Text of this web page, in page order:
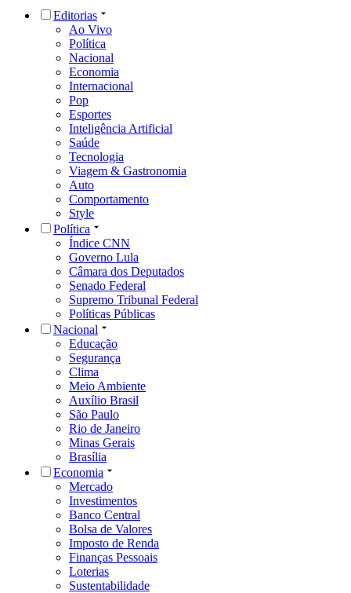
Editorias
Ao Vivo
Política
Nacional
Economia
Internacional
Pop
Esportes
Inteligência Artificial
Saúde
Tecnologia
Viagem & Gastronomia
Auto
Comportamento
Style
Política
Índice CNN
Governo Lula
Câmara dos Deputados
Senado Federal
Supremo Tribunal Federal
Políticas Públicas
Nacional
Educação
Segurança
Clima
Meio Ambiente
Auxílio Brasil
São Paulo
Rio de Janeiro
Minas Gerais
Brasília
Economia
Mercado
Investimentos
Banco Central
Bolsa de Valores
Imposto de Renda
Finanças Pessoais
Loterias
Sustentabilidade